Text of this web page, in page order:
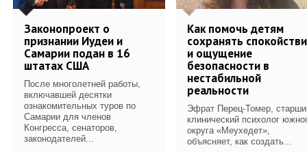
Законопроект о
признании Иудеи и
Самарии подан в 16
штатах США
После многолетней работы,
включавшей десятки
ознакомительных туров по
Самарии для членов
Конгресса, сенаторов,
законодателей...
Как помочь детям
сохранять
и ощущение
безопасности в
нестабильной
реальности
Эфрат Перец-Томер,
клинический психолог
округа «Меухедет»,
объясняет, как создать...